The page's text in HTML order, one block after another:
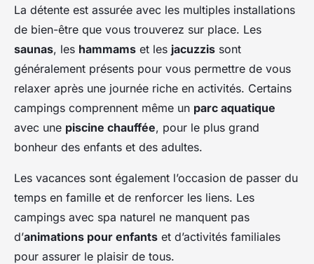
La détente est assurée avec les multiples installations
de bien-être que vous trouverez sur place. Les
saunas, les hammams et les jacuzzis sont
généralement présents pour vous permettre de vous
relaxer après une journée riche en activités. Certains
campings comprennent même un parc aquatique
avec une piscine chauffée, pour le plus grand
bonheur des enfants et des adultes.
Les vacances sont également l’occasion de passer du
temps en famille et de renforcer les liens. Les
campings avec spa naturel ne manquent pas
d’animations pour enfants et d’activités familiales
pour assurer le plaisir de tous.